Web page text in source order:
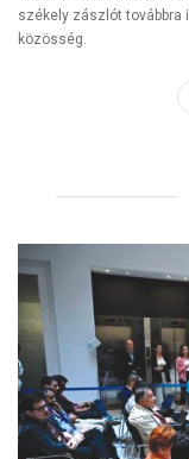
székely zászlót továbbra
közösség.